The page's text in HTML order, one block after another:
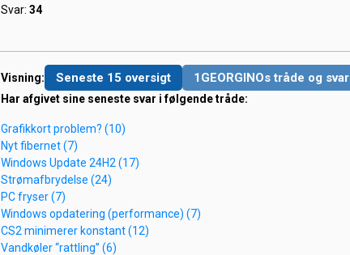
Svar: 34
Visning: Seneste 15 oversigt 1GEORGINOs tråde og svar
Har afgivet sine seneste svar i følgende tråde:
Grafikkort problem? (10)
Nyt fibernet (7)
Windows Update 24H2 (17)
Strømafbrydelse (24)
PC fryser (7)
Windows opdatering (performance) (7)
CS2 minimerer konstant (12)
Vandkøler “rattling” (6)